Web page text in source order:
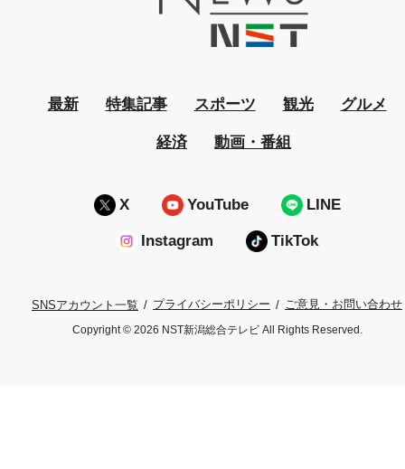
最新 特集記事 スポーツ 観光 グルメ
経済 動画・番組
X YouTube LINE
Instagram TikTok
SNSアカウント一覧 プライバシーポリシー ご意見・お問い合わせ
Copyright © 2026 NST新潟総合テレビ All Rights Reserved.